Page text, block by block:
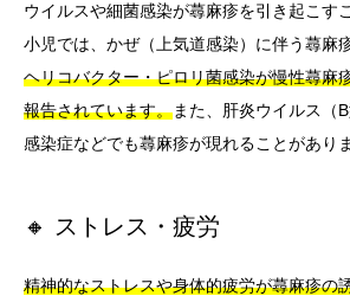
ウイルスや細菌感染が蕁麻疹を引き起こす
小児では、かぜ（上気道感染）に伴う蕁麻
ヘリコバクター・ピロリ菌感染が慢性蕁麻
報告されています。また、肝炎ウイルス（
感染症などでも蕁麻疹が現れることがありま
🔸 ストレス・疲労
精神的なストレスや身体的疲労が蕁麻疹の